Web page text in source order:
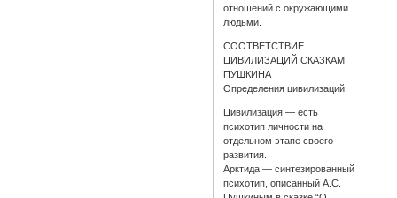
отношений с окружающими
людьми.
СООТВЕТСТВИЕ
ЦИВИЛИЗАЦИЙ СКАЗКАМ
ПУШКИНА
Определения цивилизаций.
Цивилизация — есть
психотип личности на
отдельном этапе своего
развития.
Арктида — синтезированный
психотип, описанный А.С.